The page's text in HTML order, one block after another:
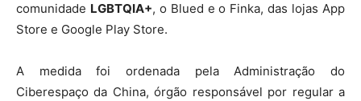
comunidade LGBTQIA+, o Blued e o Finka, das lojas App
Store e Google Play Store.
A medida foi ordenada pela Administração do
Ciberespaço da China, órgão responsável por regular a